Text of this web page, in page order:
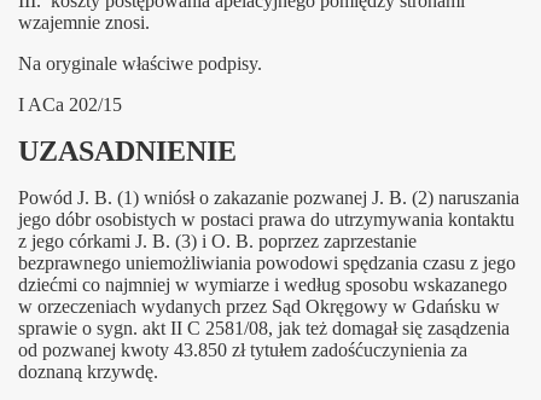
wzajemnie znosi.
Na oryginale właściwe podpisy.
I ACa 202/15
UZASADNIENIE
Powód J. B. (1) wniósł o zakazanie pozwanej J. B. (2) naruszania
jego dóbr osobistych w postaci prawa do utrzymywania kontaktu
z jego córkami J. B. (3) i O. B. poprzez zaprzestanie
bezprawnego uniemożliwiania powodowi spędzania czasu z jego
dziećmi co najmniej w wymiarze i według sposobu wskazanego
w orzeczeniach wydanych przez Sąd Okręgowy w Gdańsku w
sprawie o sygn. akt II C 2581/08, jak też domagał się zasądzenia
od pozwanej kwoty 43.850 zł tytułem zadośćuczynienia za
doznaną krzywdę.
Uniwersytetu Łódzkiego